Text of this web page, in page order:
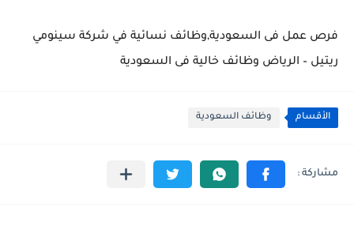
فرص عمل فى السعودية,وظائف نسائية في شركة سينومي
ريتيل – الرياض وظائف خالية فى السعودية
الأقسام وظائف السعودية